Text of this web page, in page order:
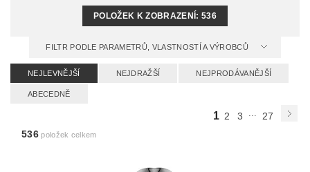
POLOŽEK K ZOBRAZENÍ: 536
FILTR PODLE PARAMETRŮ, VLASTNOSTÍ A VÝROBCŮ
NEJLEVNĚJŠÍ NEJDRAŽŠÍ NEJPRODÁVANĚJŠÍ
ABECEDNĚ
1 2 3
27
536položek celkem